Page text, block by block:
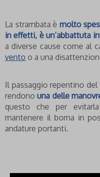
La strambata è molto
in effetti, è un’abbattuta
a diverse cause come al
vento o a una
Il passaggio repentino del
rendonouna delle
questo che per
mantenere il boma in
andature portanti.